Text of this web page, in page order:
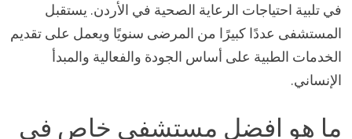
في تلبية احتياجات الرعاية الصحية في الأردن. يستقبل
المستشفى عددًا كبيرًا من المرضى سنويًا ويعمل على تقديم
الخدمات الطبية على أساس الجودة والفعالية والمبدأ
الإنساني.
ما هو افضل مستشفى خاص في